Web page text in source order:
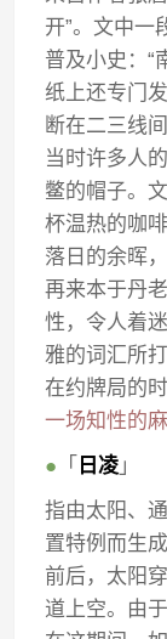
开”。文中一
普及小史：“
纸上还专门
断在二三线
当时许多人
鳖的帽子。
杯温热的咖
落日的余晖
再来本于丹
性，令人着
雅的词汇所
在约牌局的
一场知性的
● 「 日凌 」
指由太阳、
置特例而生
前后，太阳
道上空。由